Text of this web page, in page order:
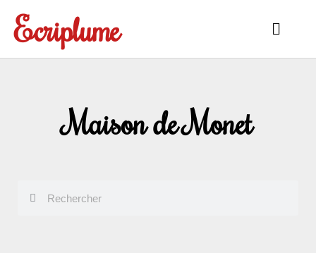
contenu
Ecriplume
Main
Maison de Monet